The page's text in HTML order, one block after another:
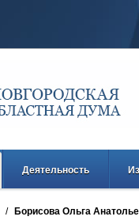
Деятельность
/ Борисова Ольга